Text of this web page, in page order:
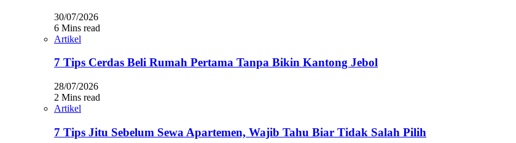
30/07/2026
6 Mins read
Artikel
7 Tips Cerdas Beli Rumah Pertama Tanpa Bikin Kantong Jebol
28/07/2026
2 Mins read
Artikel
7 Tips Jitu Sebelum Sewa Apartemen, Wajib Tahu Biar Tidak Salah Pilih